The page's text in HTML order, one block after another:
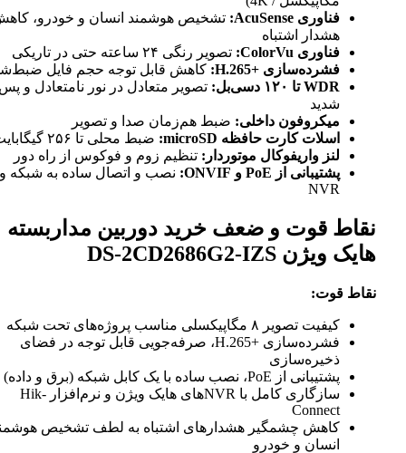
فناوری AcuSense:
تشخیص هوشمند انسان و خودرو، کاهش
هشدار اشتباه
فناوری ColorVu:
تصویر رنگی ۲۴ ساعته حتی در تاریکی
فشرده‌سازی H.265+‎:
کاهش قابل توجه حجم فایل
WDR تا ۱۲۰ دسی‌بل:
تصویر متعادل در نور نامتعادل و
شدید
میکروفون داخلی: ضبط هم‌زمان صدا و تصویر
اسلات کارت حافظه microSD:
ضبط محلی تا ۲۵۶ گیگابایت
لنز واریفوکال موتوردار:تنظیم زوم و فوکوس از راه دور
پشتیبانی از PoE و ONVIF:
نصب و اتصال ساده به شبکه و
NVR
نقاط قوت و ضعف خرید دوربین مداربسته
هایک ویژن DS-2CD2686G2-IZS
نقاط قوت:
کیفیت تصویر ۸ مگاپیکسلی مناسب پروژه‌های تحت شبکه
فشرده‌سازی H.265+‎، صرفه‌جویی قابل توجه در فضای
ذخیره‌سازی
پشتیبانی از PoE، نصب ساده با یک کابل شبکه (برق و داده)
سازگاری کامل با NVRهای هایک ویژن و نرم‌افزار Hik-
Connect
کاهش چشمگیر هشدارهای اشتباه به لطف تشخیص هوشمند
انسان و خودرو